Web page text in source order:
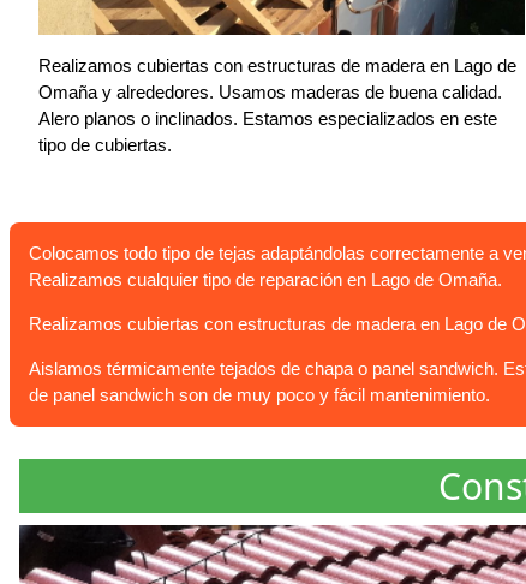
Realizamos cubiertas con estructuras de madera en Lago de
Omaña y alrededores. Usamos maderas de buena calidad.
Alero planos o inclinados. Estamos especializados en este
tipo de cubiertas.
Colocamos todo tipo de tejas adaptándolas correctamente a
Realizamos cualquier tipo de reparación en Lago de Omaña.
Realizamos cubiertas con estructuras de madera en Lago de
Aislamos térmicamente tejados de chapa o panel sandwich.
de panel sandwich son de muy poco y fácil mantenimiento.